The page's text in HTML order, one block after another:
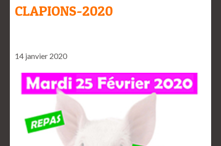
CLAPIONS-2020
14 janvier 2020